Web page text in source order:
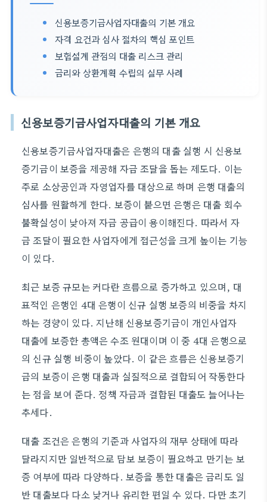
신용보증기금사업자대출의 기본 개요
자격 요건과 심사 절차의 핵심 포인트
보험설계 관점의 대출 리스크 관리
금리와 상환계획 수립의 실무 사례
신용보증기금사업자대출의 기본 개요
신용보증기금사업자대출은 은행의 대출 실행 시 신용보
증기금이 보증을 제공해 자금 조달을 돕는 제도다. 이는
주로 소상공인과 자영업자를 대상으로 하며 은행 대출의
심사를 원활하게 한다. 보증이 붙으면 은행은 대출 회수
불확실성이 낮아져 자금 공급이 용이해진다. 따라서 자
금 조달이 필요한 사업자에게 접근성을 크게 높이는 기능
이 있다.
최근 보증 규모는 커다란 흐름으로 증가하고 있으며, 대
표적인 은행인 4대 은행이 신규 실행 보증의 비중을 차지
하는 경향이 있다. 지난해 신용보증기금이 개인사업자
대출에 보증한 총액은 수조 원대이며 이 중 4대 은행으로
의 신규 실행 비중이 높았다. 이 같은 흐름은 신용보증기
금의 보증이 은행 대출과 실질적으로 결합되어 작동한다
는 점을 보여 준다. 정책 자금과 결합된 대출도 늘어나는
추세다.
대출 조건은 은행의 기준과 사업자의 재무 상태에 따라
달라지지만 일반적으로 담보 보증이 필요하고 만기는 보
증 여부에 따라 다양하다. 보증을 통한 대출은 금리도 일
반 대출보다 다소 낮거나 유리한 편일 수 있다. 다만 초기